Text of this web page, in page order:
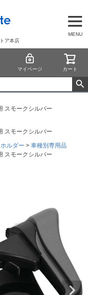
MENU
ア本店
マイページ カート
スモークシルバー
スモークシルバー
ルダー
車種別専用品
スモークシルバー